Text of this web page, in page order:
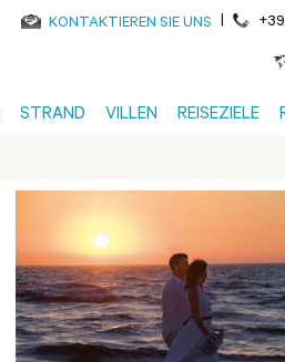
KONTAKTIEREN SIE UNS |
STRAND VILLEN REISEZIELE